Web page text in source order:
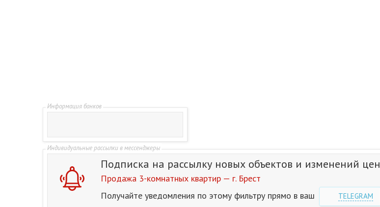
Подписка на рассылку новых объектов и изменений цен
Продажа 3-комнатных квартир — г. Брест
Получайте уведомления по этому фильтру прямо в ваш
TELEGRAM